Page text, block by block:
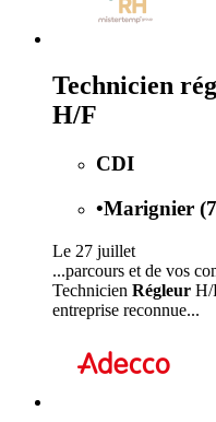
Technicien
H/F
CDI
•Marignier
Le 27 juillet
...parcours et de vos
Technicien Régleur H/
entreprise reconnue...